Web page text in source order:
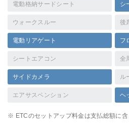
電動格納サードシート シ
ウォークスルー 後
電動リアゲート フ
シートエアコン 全
サイドカメラ ル
エアサスペンション ヘ
※ ETCのセットアップ料金は支払総額に含